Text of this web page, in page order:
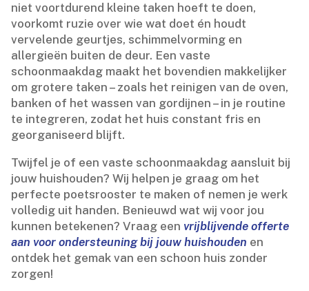
niet voortdurend kleine taken hoeft te doen,
voorkomt ruzie over wie wat doet én houdt
vervelende geurtjes, schimmelvorming en
allergieën buiten de deur.​ Een vaste
schoonmaakdag maakt het bovendien makkelijker
om grotere taken – zoals het reinigen van de oven,
banken of het wassen van gordijnen – in je routine
te integreren, zodat het huis constant fris en
georganiseerd blijft.​
Twijfel je of een vaste schoonmaakdag aansluit bij
jouw huishouden? Wij helpen je graag om het
perfecte poetsrooster te maken of nemen je werk
volledig uit handen.​ Benieuwd wat wij voor jou
kunnen betekenen? Vraag een vrijblijvende offerte
aan voor ondersteuning bij jouw huishouden en
ontdek het gemak van een schoon huis zonder
zorgen!